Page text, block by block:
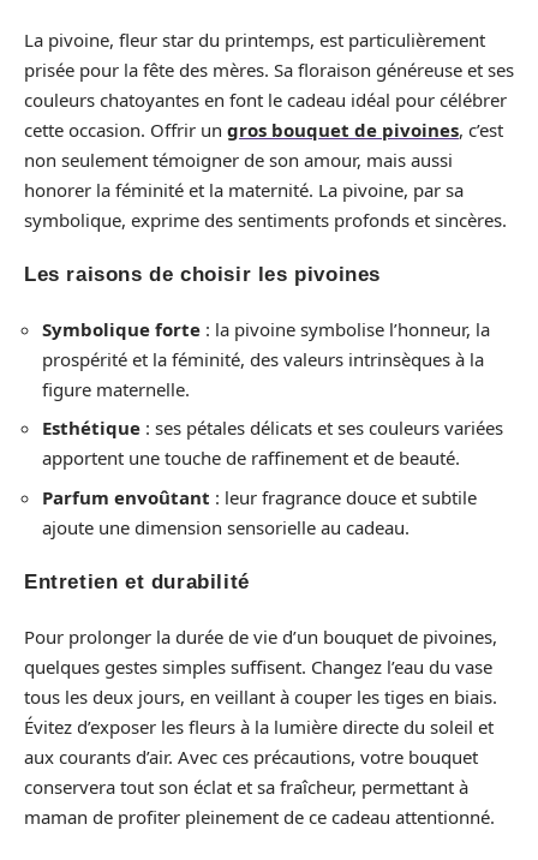
La pivoine, fleur star du printemps, est particulièrement
prisée pour la fête des mères. Sa floraison généreuse et ses
couleurs chatoyantes en font le cadeau idéal pour célébrer
cette occasion. Offrir un gros bouquet de pivoines, c’est
non seulement témoigner de son amour, mais aussi
honorer la féminité et la maternité. La pivoine, par sa
symbolique, exprime des sentiments profonds et sincères.
Les raisons de choisir les pivoines
Symbolique forte : la pivoine symbolise l’honneur, la
prospérité et la féminité, des valeurs intrinsèques à la
figure maternelle.
Esthétique : ses pétales délicats et ses couleurs variées
apportent une touche de raffinement et de beauté.
Parfum envoûtant : leur fragrance douce et subtile
ajoute une dimension sensorielle au cadeau.
Entretien et durabilité
Pour prolonger la durée de vie d’un bouquet de pivoines,
quelques gestes simples suffisent. Changez l’eau du vase
tous les deux jours, en veillant à couper les tiges en biais.
Évitez d’exposer les fleurs à la lumière directe du soleil et
aux courants d’air. Avec ces précautions, votre bouquet
conservera tout son éclat et sa fraîcheur, permettant à
maman de profiter pleinement de ce cadeau attentionné.